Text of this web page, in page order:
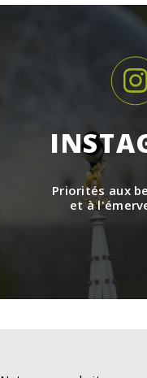
Priorités aux
et à